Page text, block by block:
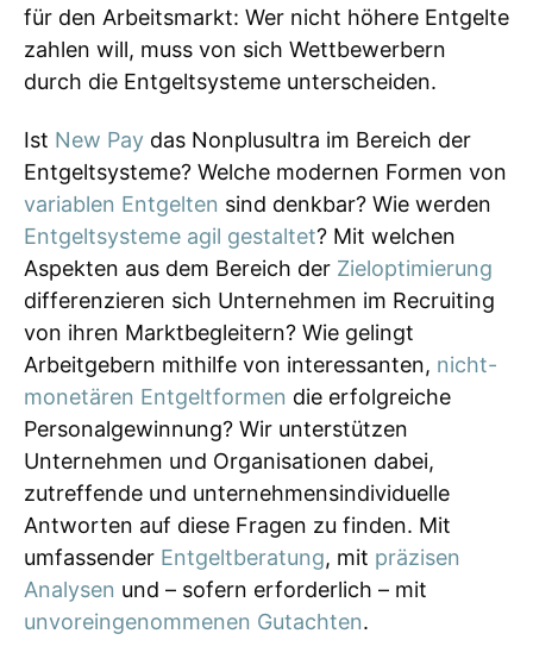
für den Arbeitsmarkt: Wer nicht höhere Entgelte
zahlen will, muss von sich Wettbewerbern
durch die Entgeltsysteme unterscheiden.
Ist New Pay das Nonplusultra im Bereich der
Entgeltsysteme? Welche modernen Formen von
variablen Entgelten sind denkbar? Wie werden
Entgeltsysteme agil gestaltet? Mit welchen
Aspekten aus dem Bereich der Zieloptimierung
differenzieren sich Unternehmen im Recruiting
von ihren Marktbegleitern? Wie gelingt
Arbeitgebern mithilfe von interessanten, nicht-
monetären Entgeltformen die erfolgreiche
Personalgewinnung? Wir unterstützen
Unternehmen und Organisationen dabei,
zutreffende und unternehmensindividuelle
Antworten auf diese Fragen zu finden. Mit
umfassender Entgeltberatung, mit präzisen
Analysen und – sofern erforderlich – mit
unvoreingenommenen Gutachten.